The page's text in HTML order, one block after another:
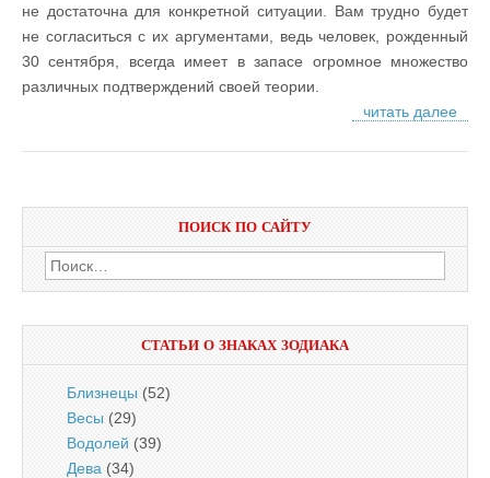
не достаточна для конкретной ситуации. Вам трудно будет
не согласиться с их аргументами, ведь человек, рожденный
30 сентября, всегда имеет в запасе огромное множество
различных подтверждений своей теории.
читать далее
ПОИСК ПО САЙТУ
Найти:
СТАТЬИ О ЗНАКАХ ЗОДИАКА
Близнецы (52)
Весы (29)
Водолей (39)
Дева (34)